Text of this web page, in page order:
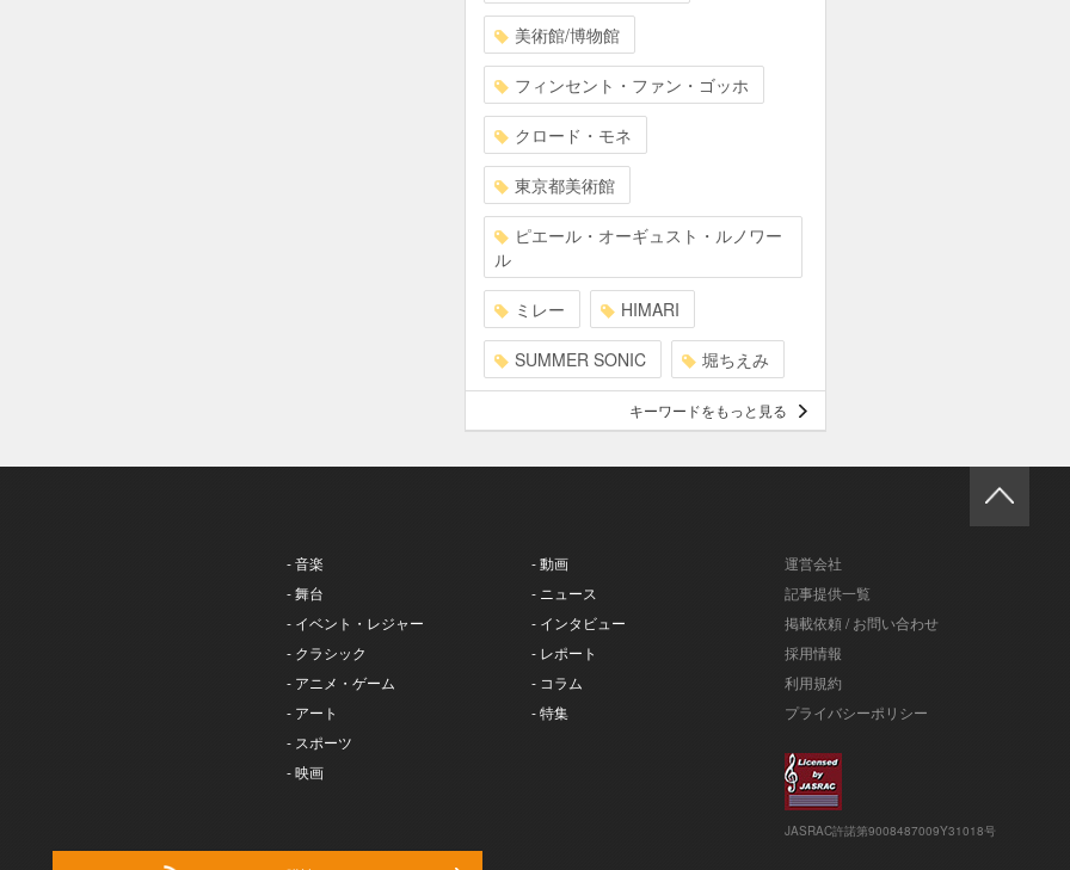
美術館/博物館
フィンセント・ファン・ゴッホ
クロード・モネ
東京都美術館
ピエール・オーギュスト・ルノワー
ル
ミレー HIMARI
SUMMER SONIC 堀ちえみ
キーワードをもっと見る
- 音楽
- 舞台
- イベント・レジャー
- クラシック
- アニメ・ゲーム
- アート
- スポーツ
- 映画
- 動画
- ニュース
- インタビュー
- レポート
- コラム
- 特集
運営会社
記事提供一覧
掲載依頼 / お問い合わせ
採用情報
利用規約
プライバシーポリシー
JASRAC許諾第9008487009Y31018号